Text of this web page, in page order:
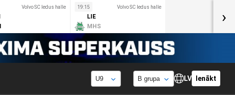
Volvo SC ledus halle 19:15 Volvo SC ledus halle
LIE
MHS
›
LV Ienākt